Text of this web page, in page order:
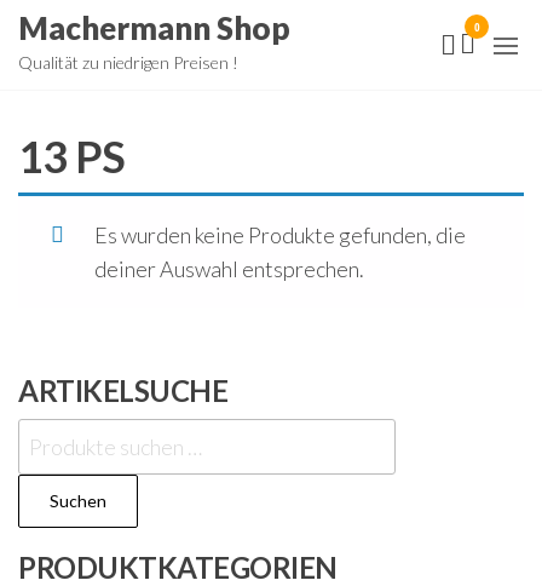
ZumMachermann Shop
Qualität zu niedrigen Preisen !
0
13 PS
Es wurden keine Produkte gefunden, die
deiner Auswahl entsprechen.
ARTIKELSUCHE
Suchen
nach:
Suchen
PRODUKTKATEGORIEN